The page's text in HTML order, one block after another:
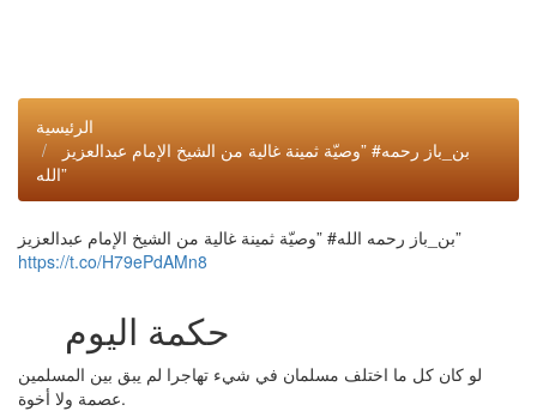
الرئيسية
الله”
‏”وصيّة ثمينة غالية من الشيخ الإمام عبدالعزيز ‎#بن_باز رحمه الله”
https://t.co/H79ePdAMn8‎
حكمة اليوم
لو كان كل ما اختلف مسلمان في شيء تهاجرا لم يبق بين المسلمين
عصمة ولا أخوة.